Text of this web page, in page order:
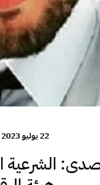
22 يوليو 2023
الشرعية